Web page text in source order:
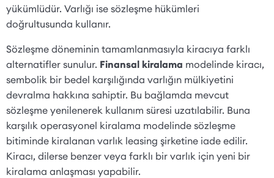
yükümlüdür. Varlığı ise sözleşme hükümleri
doğrultusunda kullanır.
Sözleşme döneminin tamamlanmasıyla kiracıya farklı
alternatifler sunulur. Finansal kiralama modelinde kiracı,
sembolik bir bedel karşılığında varlığın mülkiyetini
devralma hakkına sahiptir. Bu bağlamda mevcut
sözleşme yenilenerek kullanım süresi uzatılabilir. Buna
karşılık operasyonel kiralama modelinde sözleşme
bitiminde kiralanan varlık leasing şirketine iade edilir.
Kiracı, dilerse benzer veya farklı bir varlık için yeni bir
kiralama anlaşması yapabilir.